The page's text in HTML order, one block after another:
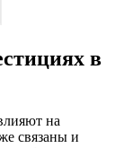
в
на
связаны и